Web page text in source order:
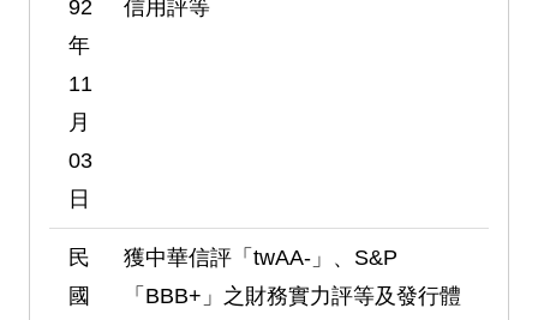
92
年
11
月
03
日
信用評等
民
國
獲中華信評「twAA-」、S&P
「BBB+」之財務實力評等及發行體